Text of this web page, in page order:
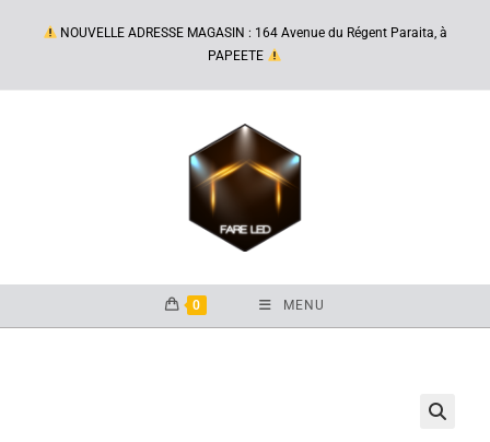
NOUVELLE ADRESSE MAGASIN : 164 Avenue du Régent Paraita, à
PAPEETE
0 MENU